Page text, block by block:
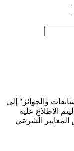
المعيار الشرعي (55) "المسابقات والجوائز" إلى
الاطلاع عليه
الشرعي